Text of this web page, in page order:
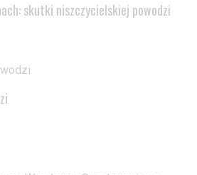
skutki niszczycielskiej powodzi